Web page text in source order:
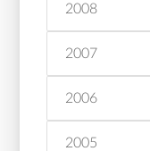
2008
2007
2006
2005